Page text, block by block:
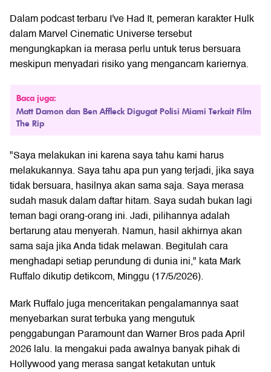
Dalam podcast terbaru I've Had It, pemeran karakter Hulk
dalam Marvel Cinematic Universe tersebut
mengungkapkan ia merasa perlu untuk terus bersuara
meskipun menyadari risiko yang mengancam kariernya.
Baca juga:
Matt Damon dan Ben Affleck Digugat Polisi Miami Terkait Film
The Rip
"Saya melakukan ini karena saya tahu kami harus
melakukannya. Saya tahu apa pun yang terjadi, jika saya
tidak bersuara, hasilnya akan sama saja. Saya merasa
sudah masuk dalam daftar hitam. Saya sudah bukan lagi
teman bagi orang-orang ini. Jadi, pilihannya adalah
bertarung atau menyerah. Namun, hasil akhirnya akan
sama saja jika Anda tidak melawan. Begitulah cara
menghadapi setiap perundung di dunia ini," kata Mark
Ruffalo dikutip detikcom, Minggu (17/5/2026).
Mark Ruffalo juga menceritakan pengalamannya saat
menyebarkan surat terbuka yang mengutuk
penggabungan Paramount dan Warner Bros pada April
2026 lalu. Ia mengakui pada awalnya banyak pihak di
Hollywood yang merasa sangat ketakutan untuk